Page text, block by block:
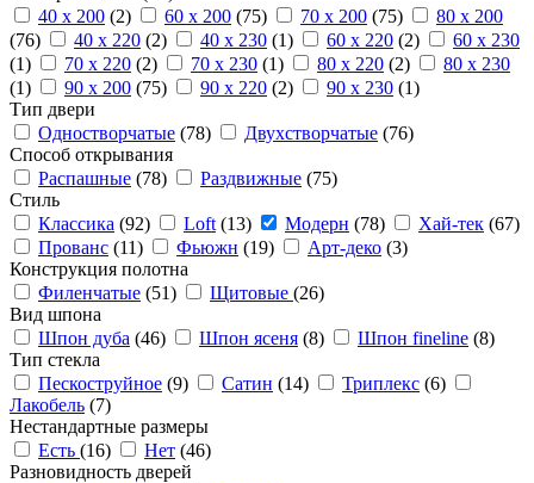
40 x 200 (2) 60 x 200 (75) 70 x 200 (75)
80 x 200
(76)
40 x 220 (2) 40 x 230 (1) 60 x 220 (2)
60 x 230
(1)
70 x 220 (2) 70 x 230 (1) 80 x 220 (2)
80 x 230
(1)
90 x 200 (75) 90 x 220 (2) 90 x 230 (1)
Тип двери
Одностворчатые (78) Двухстворчатые (76)
Способ открывания
Распашные (78) Раздвижные (75)
Стиль
Классика (92) Loft (13) Модерн (78) Хай-тек (67)
Прованс (11) Фьюжн (19) Арт-деко (3)
Конструкция полотна
Филенчатые (51) Щитовые (26)
Вид шпона
Шпон дуба (46) Шпон ясеня (8) Шпон fineline (8)
Тип стекла
Пескоструйное (9) Сатин (14) Триплекс (6)
Лакобель (7)
Нестандартные размеры
Есть (16) Нет (46)
Разновидность дверей